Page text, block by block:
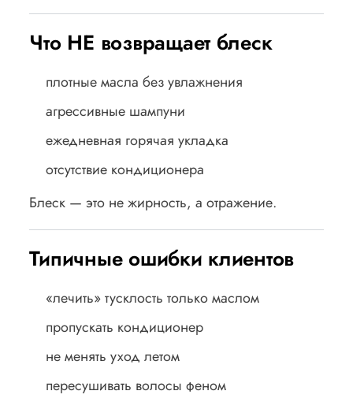
Что НЕ возвращает блеск
плотные масла без увлажнения
агрессивные шампуни
ежедневная горячая укладка
отсутствие кондиционера
Блеск — это не жирность, а отражение.
Типичные ошибки клиентов
«лечить» тусклость только маслом
пропускать кондиционер
не менять уход летом
пересушивать волосы феном